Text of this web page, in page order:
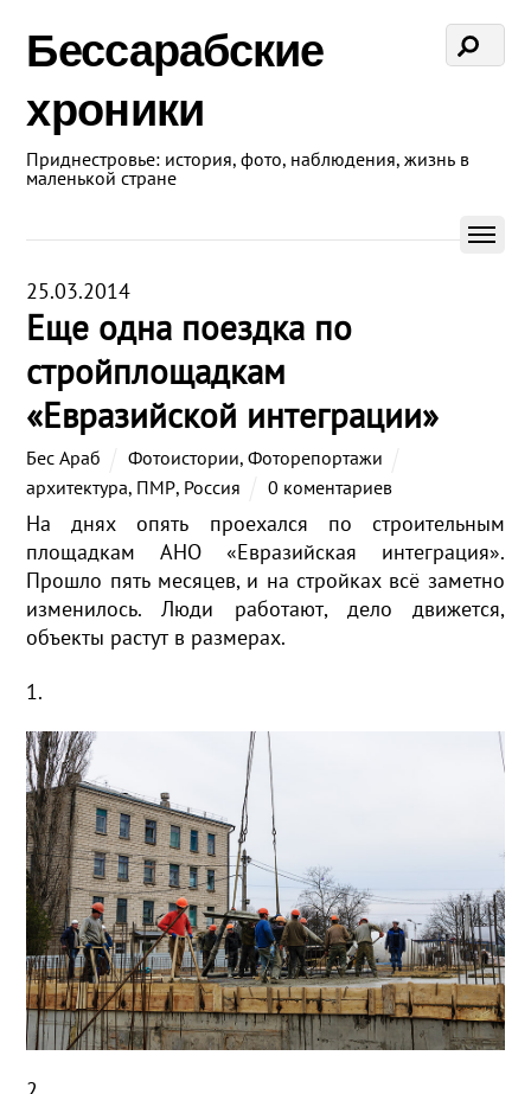
Бессарабские
хроники
Приднестровье: история, фото, наблюдения, жизнь в
маленькой стране
25.03.2014
Еще одна поездка по
стройплощадкам
«Евразийской интеграции»
Бес Араб Фотоистории,Фоторепортажи
архитектура, ПМР, Россия 0 коментариев
На днях опять проехался по строительным
площадкам АНО «Евразийская интеграция».
Прошло пять месяцев, и на стройках всё заметно
изменилось. Люди работают, дело движется,
объекты растут в размерах.
1.